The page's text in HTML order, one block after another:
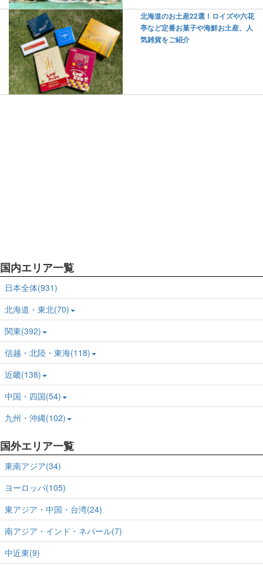
北海道のお土産22選！ロイズや六花
亭など定番お菓子や海鮮お土産、人
気雑貨をご紹介
国内エリア一覧
日本全体(931)
北海道・東北(70)
関東(392)
信越・北陸・東海(118)
近畿(138)
中国・四国(54)
九州・沖縄(102)
国外エリア一覧
東南アジア(34)
ヨーロッパ(105)
東アジア・中国・台湾(24)
南アジア・インド・ネパール(7)
中近東(9)